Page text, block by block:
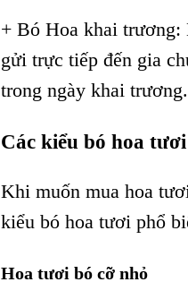
+ Bó Hoa khai trương:
gửi trực tiếp đến gia
trong ngày khai trương.
Các kiểu bó hoa
Khi muốn mua hoa
kiểu bó hoa tươi phổ
Hoa tươi bó cỡ nhỏ